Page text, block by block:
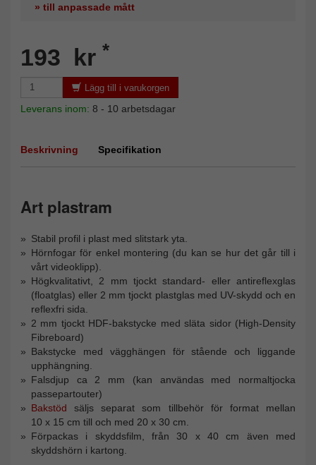
» till anpassade mått
193 kr *
Lägg till i varukorgen
Leverans inom: 8 - 10 arbetsdagar
Beskrivning Specifikation
Art plastram
Stabil profil i plast med slitstark yta.
Hörnfogar för enkel montering (du kan se hur det går till i
vårt videoklipp).
Högkvalitativt, 2 mm tjockt standard- eller antireflexglas
(floatglas) eller 2 mm tjockt plastglas med UV-skydd och en
reflexfri sida.
2 mm tjockt HDF-bakstycke med släta sidor (High-Density
Fibreboard)
Bakstycke med vägghängen för stående och liggande
upphängning.
Falsdjup ca 2 mm (kan användas med normaltjocka
passepartouter)
Bakstöd säljs separat som tillbehör för format mellan
10 x 15 cm till och med 20 x 30 cm.
Förpackas i skyddsfilm, från 30 x 40 cm även med
skyddshörn i kartong.